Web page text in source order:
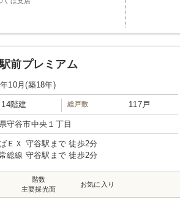
5店舗のネットワークでご希望
フは明るく、気さくに話せま
つ解消しながら、夢のマイホー
から、住宅ローンの取扱い、お
決させて頂きます！ 明るく楽し
てお任せください。 お客様
頼できました』 『建物もローン
できました』 『ローンの事で住
ハウスさんで無事に購入できま
したが、アットホームな雰囲気
お言葉です。誠に有難い限りで
前プレミアム
10月(築18年)
階建 総戸数 117戸
守谷市中央１丁目
ＥＸ 守谷駅まで 徒歩2分
総線 守谷駅まで 徒歩2分
階数
主要採光面
お気に入り